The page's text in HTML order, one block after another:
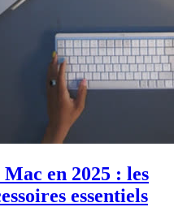
en 2025 : les
essentiels